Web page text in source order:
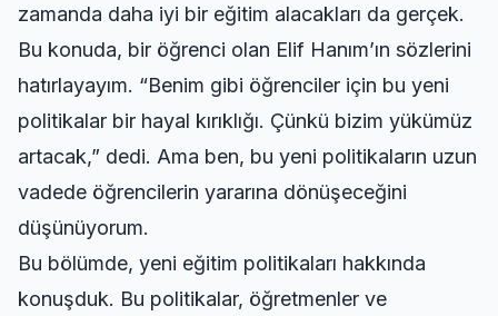
zamanda daha iyi bir eğitim alacakları da gerçek.
Bu konuda, bir öğrenci olan Elif Hanım’ın sözlerini
hatırlayayım. “Benim gibi öğrenciler için bu yeni
politikalar bir hayal kırıklığı. Çünkü bizim yükümüz
artacak,” dedi. Ama ben, bu yeni politikaların uzun
vadede öğrencilerin yararına dönüşeceğini
düşünüyorum.
Bu bölümde, yeni eğitim politikaları hakkında
konuşduk. Bu politikalar, öğretmenler ve